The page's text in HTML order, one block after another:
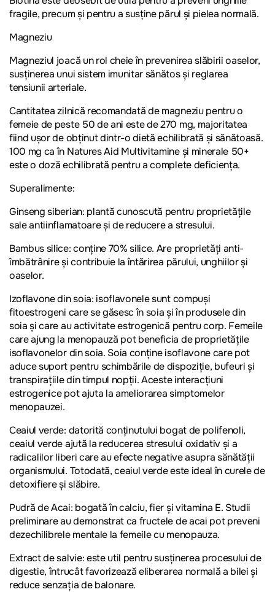
fragile, precum și pentru a susține părul și pielea normală.
Magneziu
Magneziul joacă un rol cheie în prevenirea slăbirii oaselor,
susținerea unui sistem imunitar sănătos și reglarea
tensiunii arteriale.
Cantitatea zilnică recomandată de magneziu pentru o
femeie de peste 50 de ani este de 270 mg, majoritatea
fiind ușor de obținut dintr-o dietă echilibrată și sănătoasă.
100 mg ca în Natures Aid Multivitamine și minerale 50+
este o doză echilibrată pentru a complete deficiența.
Superalimente:
Ginseng siberian: plantă cunoscută pentru proprietățile
sale antiinflamatoare și de reducere a stresului.
Bambus silice:conține 70% silice. Are proprietăți anti-
îmbătrânire și contribuie la întărirea părului, unghiilor și
oaselor.
Izoflavone din soia: isoflavonele sunt compuși
fitoestrogeni care se găsesc în soia și în produsele din
soia și care au activitate estrogenică pentru corp. Femeile
care ajung la menopauză pot beneficia de proprietățile
isoflavonelor din soia. Soia conține isoflavone care pot
aduce suport pentru schimbările de dispoziție, bufeuri și
transpirațiile din timpul nopții. Aceste interacțiuni
estrogenice pot ajuta la ameliorarea simptomelor
menopauzei.
Ceaiul verde: datorită conținutului bogat de polifenoli,
ceaiul verde ajută la reducerea stresului oxidativ și a
radicalilor liberi care au efecte negative asupra sănătății
organismului. Totodată, ceaiul verde este ideal în curele de
detoxifiere și slăbire.
Pudră de Acai: bogată în calciu, fier și vitamina E. Studii
preliminare au demonstrat ca fructele de acai pot preveni
dezechilibrele mentale la femeile cu menopauza.
Extract de salvie:este util pentru susținerea procesului de
digestie, întrucât favorizează eliberarea normală a bilei și
reduce senzația de balonare.